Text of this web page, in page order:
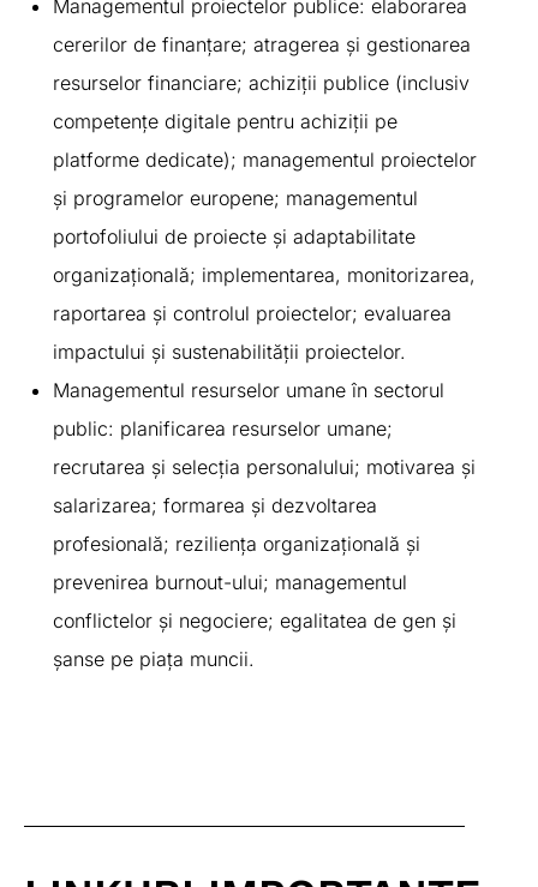
Managementul proiectelor publice: elaborarea
cererilor de finanțare; atragerea și gestionarea
resurselor financiare; achiziții publice (inclusiv
competențe digitale pentru achiziții pe
platforme dedicate); managementul proiectelor
și programelor europene; managementul
portofoliului de proiecte și adaptabilitate
organizațională; implementarea, monitorizarea,
raportarea și controlul proiectelor; evaluarea
impactului și sustenabilității proiectelor.
Managementul resurselor umane în sectorul
public: planificarea resurselor umane;
recrutarea și selecția personalului; motivarea și
salarizarea; formarea și dezvoltarea
profesională; reziliența organizațională și
prevenirea burnout-ului; managementul
conflictelor și negociere; egalitatea de gen și
șanse pe piața muncii.